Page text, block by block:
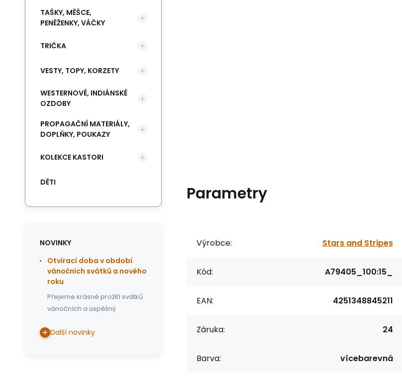
Parametry
Výrobce: Stars and Stripes
Kód: A79405_100:15_
EAN: 4251348845211
Záruka: 24
Barva: vícebarevná
TAŠKY, MĚŠCE,
PENĚŽENKY, VÁČKY
TRIČKA
VESTY, TOPY, KORZETY
WESTERNOVÉ, INDIÁNSKÉ
OZDOBY
PROPAGAČNÍ MATERIÁLY,
DOPLŇKY, POUKAZY
KOLEKCE KASTORI
DĚTI
NOVINKY
Otvírací doba v období
vánočních svátků a nového
roku
Přejeme krásné prožití svátků
vánočních a úspěšný
Další novinky